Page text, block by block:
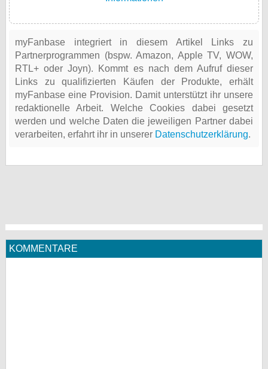
myFanbase integriert in diesem Artikel Links zu
Partnerprogrammen (bspw. Amazon, Apple TV, WOW,
RTL+ oder Joyn). Kommt es nach dem Aufruf dieser
Links zu qualifizierten Käufen der Produkte, erhält
myFanbase eine Provision. Damit unterstützt ihr unsere
redaktionelle Arbeit. Welche Cookies dabei gesetzt
werden und welche Daten die jeweiligen Partner dabei
verarbeiten, erfahrt ihr in unserer Datenschutzerklärung.
KOMMENTARE